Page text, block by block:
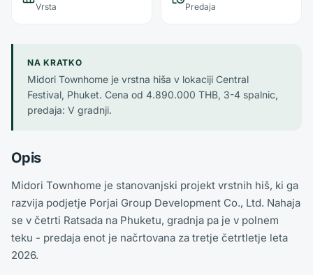
Vrsta Predaja
NA KRATKO
Midori Townhome je vrstna hiša v lokaciji Central
Festival, Phuket. Cena od 4.890.000 THB, 3-4 spalnic,
predaja: V gradnji.
Opis
Midori Townhome je stanovanjski projekt vrstnih hiš, ki ga
razvija podjetje Porjai Group Development Co., Ltd. Nahaja
se v četrti Ratsada na Phuketu, gradnja pa je v polnem
teku - predaja enot je načrtovana za tretje četrtletje leta
2026.